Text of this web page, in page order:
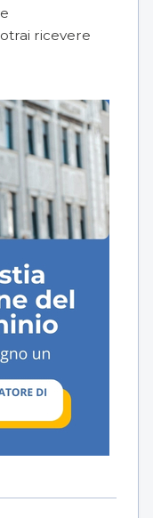
ricevere